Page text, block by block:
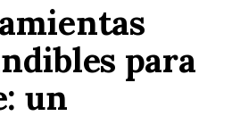
para
un